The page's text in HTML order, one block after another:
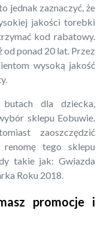
jednak zaznaczyć, że
jakości torebki
kod rabatowy.
od ponad 20 lat. Przez
wysoką jakość
dla dziecka,
sklepu Eobuwie.
zaoszczędzić
renomę tego sklepu
takie jak: Gwiazda
Roku 2018.
promocje i